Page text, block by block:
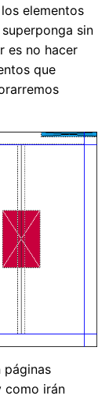
elementos
sin
es no hacer
que
páginas
como irán